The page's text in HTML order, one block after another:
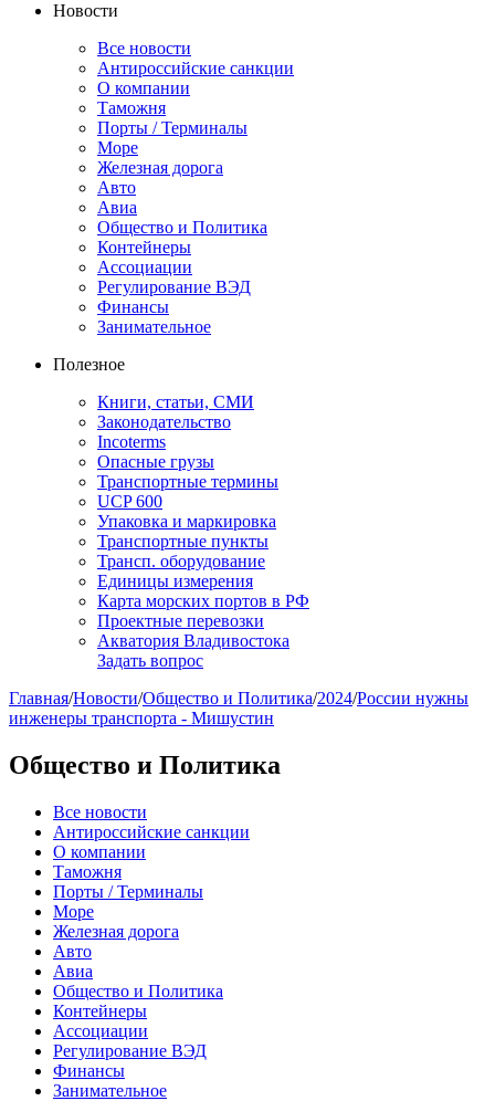
Новости
Все новости
Антироссийские санкции
О компании
Таможня
Порты / Терминалы
Море
Железная дорога
Авто
Авиа
Общество и Политика
Контейнеры
Ассоциации
Регулирование ВЭД
Финансы
Занимательное
Полезное
Книги, статьи, СМИ
Законодательство
Incoterms
Опасные грузы
Транспортные термины
UCP 600
Упаковка и маркировка
Транспортные пункты
Трансп. оборудование
Единицы измерения
Карта морских портов в РФ
Проектные перевозки
Акватория Владивостока
Задать вопрос
Главная/Новости/Общество и Политика/2024/России нужны
инженеры транспорта - Мишустин
Общество и Политика
Все новости
Антироссийские санкции
О компании
Таможня
Порты / Терминалы
Море
Железная дорога
Авто
Авиа
Общество и Политика
Контейнеры
Ассоциации
Регулирование ВЭД
Финансы
Занимательное